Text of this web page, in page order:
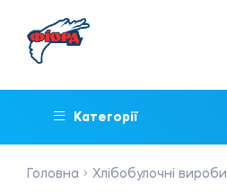
Категорії
Головна Хлібобулочні вироби